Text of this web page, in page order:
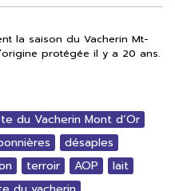
la saison du Vacherin Mt-
protégée il y a 20 ans.
du Vacherin Mont d’Or
désaples
terroir AOP
lait